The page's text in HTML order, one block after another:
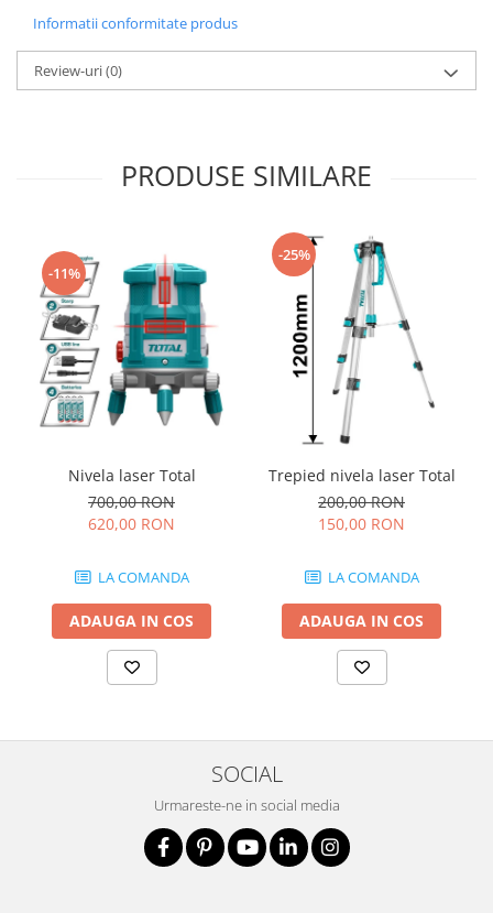
Informatii conformitate produs
Review-uri(0)
PRODUSE SIMILARE
-11%
Nivela laser Total
700,00 RON
620,00 RON
LA COMANDA
ADAUGA IN COS
-25%
Trepied nivela laser Total
200,00 RON
150,00 RON
LA COMANDA
ADAUGA IN COS
SOCIAL
Urmareste-ne in social media